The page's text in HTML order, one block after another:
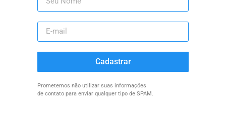
Cadastrar
Prometemos não utilizar suas informações
de contato para enviar qualquer tipo de SPAM.